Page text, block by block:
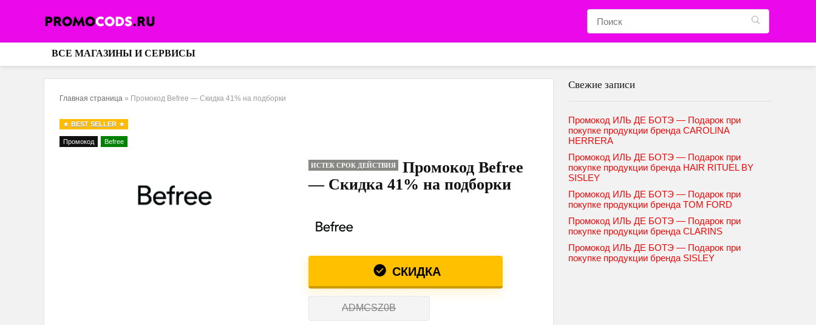
ВСЕ МАГАЗИНЫ И СЕРВИСЫ
Главная страница » Промокод Befree — Скидка 41% на подборки
BEST SELLER
Промокод Befree
ИСТЕК СРОК ДЕЙСТВИЯ
Промокод Befree
— Скидка 41% на подборки
СКИДКА
ADMCSZ0B
Свежие записи
Промокод ИЛЬ ДЕ БОТЭ — Подарок при
покупке продукции бренда CAROLINA
HERRERA
Промокод ИЛЬ ДЕ БОТЭ — Подарок при
покупке продукции бренда HAIR RITUEL BY
SISLEY
Промокод ИЛЬ ДЕ БОТЭ — Подарок при
покупке продукции бренда TOM FORD
Промокод ИЛЬ ДЕ БОТЭ — Подарок при
покупке продукции бренда CLARINS
Промокод ИЛЬ ДЕ БОТЭ — Подарок при
покупке продукции бренда SISLEY